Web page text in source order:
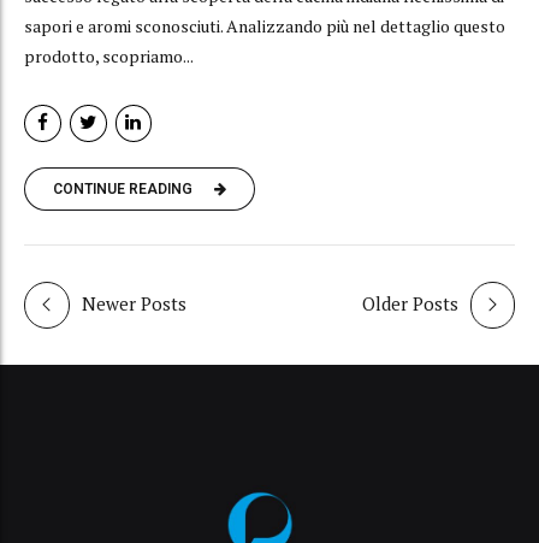
sapori e aromi sconosciuti. Analizzando più nel dettaglio questo
prodotto, scopriamo...
CONTINUE READING
Newer Posts Older Posts